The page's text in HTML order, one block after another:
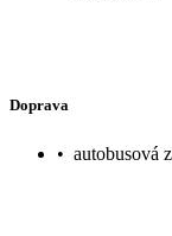
Doprava
• autobusová